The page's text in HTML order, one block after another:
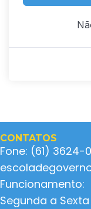
CONTATOS
Fone: (61) 3624-
Funcionamento:
Segunda a